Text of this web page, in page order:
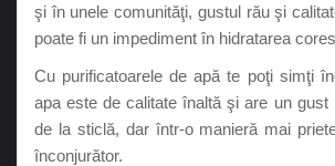
şi în unele comunităţi, gustul rău şi
poate fi un impediment în hidratarea
Cu purificatoarele de apă te poţi simţi
apa este de calitate înaltă şi are un gust
de la sticlă, dar într-o manieră mai
înconjurător.